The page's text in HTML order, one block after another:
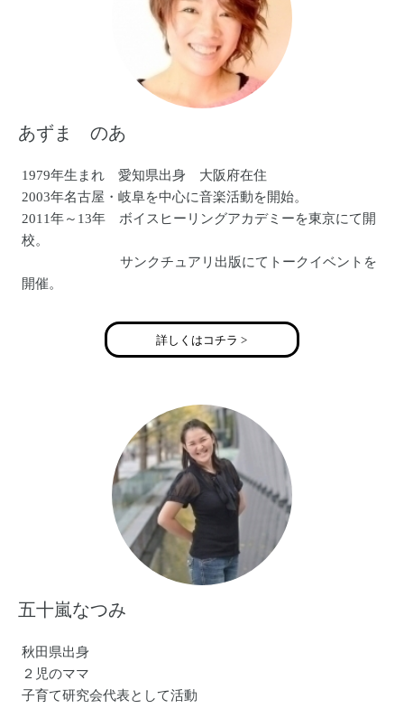
あずま のあ
1979年生まれ 愛知県出身 大阪府在住
2003年名古屋・岐阜を中心に音楽活動を開始。
2011年～13年 ボイスヒーリングアカデミーを東京にて開
校。
サンクチュアリ出版にてトークイベントを
開催。
2018年 ボイスセラピストとして活動を再開
現在はカラオケパーティーを毎月開催中。
詳しくはコチラ >
五十嵐なつみ
秋田県出身
２児のママ
子育て研究会代表として活動